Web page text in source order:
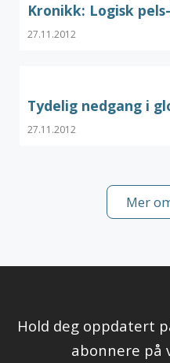
Kronikk: Logisk
27.11.2012
Tydelig nedgang i
27.11.2012
Mer
Hold deg oppdatert
abonnere på